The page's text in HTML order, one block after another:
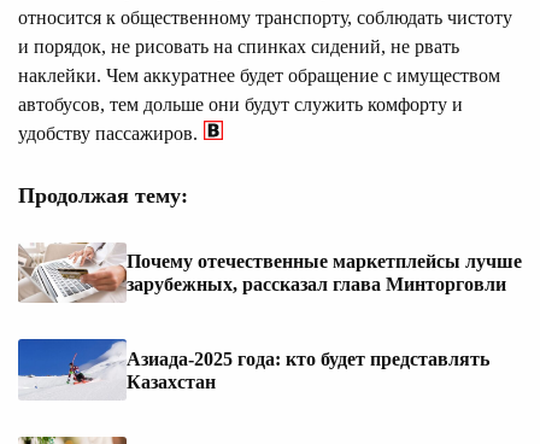
относится к общественному транспорту, соблюдать чистоту
и порядок, не рисовать на спинках сидений, не рвать
наклейки. Чем аккуратнее будет обращение с имуществом
автобусов, тем дольше они будут служить комфорту и
удобству пассажиров.
Продолжая тему:
Почему отечественные маркетплейсы лучше
зарубежных, рассказал глава Минторговли
Азиада-2025 года: кто будет представлять
Казахстан